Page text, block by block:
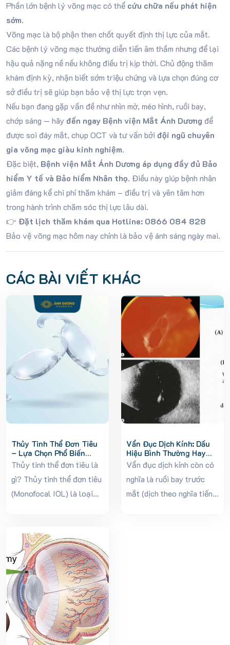
Phần lớn bệnh lý võng mạc có thể cứu chữa nếu phát hiện
sớm.
Võng mạc là bộ phận then chốt quyết định thị lực của mắt.
Các bệnh lý võng mạc thường diễn tiến âm thầm nhưng để lại
hậu quả nặng nề nếu không điều trị kịp thời. Chủ động thăm
khám định kỳ, nhận biết sớm triệu chứng và lựa chọn đúng cơ
sở điều trị sẽ giúp bạn bảo vệ thị lực trọn vẹn.
Nếu bạn đang gặp vấn đề như nhìn mờ, méo hình, ruồi bay,
chớp sáng — hãy đến ngay Bệnh viện Mắt Ánh Dương để
được soi đáy mắt, chụp OCT và tư vấn bởi đội ngũ chuyên
gia võng mạc giàu kinh nghiệm.
Đặc biệt, Bệnh viện Mắt Ánh Dương áp dụng đầy đủ Bảo
hiểm Y tế và Bảo hiểm Nhân thọ. Điều này giúp bệnh nhân
giảm đáng kể chi phí thăm khám – điều trị và yên tâm hơn
trong hành trình chăm sóc thị lực lâu dài.
👉 Đặt lịch thăm khám qua Hotline: 0866 084 828
Bảo vệ võng mạc hôm nay chính là bảo vệ ánh sáng ngày mai.
CÁC BÀI VIẾT KHÁC
Thủy Tinh Thể Đơn Tiêu
– Lựa Chọn Phổ Biến
Trong Phẫu Thuật Thay
Thủy Tinh Thể
Thủy tinh thể đơn tiêu là
gì? Thủy tinh thể đơn tiêu
(Monofocal IOL) là loại
phẫu thuật thay thủy tinh
thể. Đây là một thấu kính
nhân tạo...
Vẩn Đục Dịch Kính: Dấu
Hiệu Bình Thường Hay
Nguy Hiểm?
Vẩn đục dịch kính còn có
nghĩa là ruồi bay trước
mắt (dịch theo nghĩa tiếng